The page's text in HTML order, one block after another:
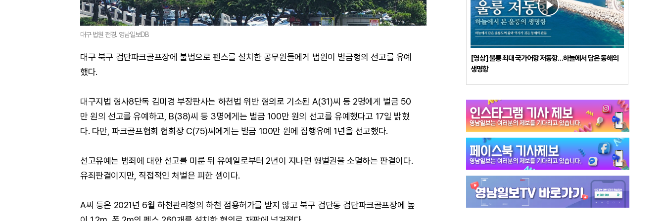
대구 법원 전경. 영남일보DB
대구 북구 검단파크골프장에 불법으로 펜스를 설치한 공무원들에게 법원이 벌금형의 선고를 유예
했다.
대구지법 형사8단독 김미경 부장판사는 하천법 위반 혐의로 기소된 A(31)씨 등 2명에게 벌금 50
만 원의 선고를 유예하고, B(38)씨 등 3명에게는 벌금 100만 원의 선고를 유예했다고 17일 밝혔
다. 다만, 파크골프협회 협회장 C(75)씨에게는 벌금 100만 원에 집행유예 1년을 선고했다.
선고유예는 범죄에 대한 선고를 미룬 뒤 유예일로부터 2년이 지나면 형벌권을 소멸하는 판결이다.
유죄판결이지만, 직접적인 처벌은 피한 셈이다.
A씨 등은 2021년 6월 하천관리청의 하천 점용허가를 받지 않고 북구 검단동 검단파크골프장에 높
[영상] 울릉 최대 국가어항 저동항…하늘에서 담은 동해의
생명항